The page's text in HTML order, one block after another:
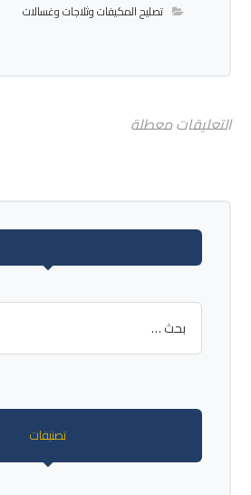
تصليح المكيفات وثلاجات وغسالات
التعليقات معطلة
تصنيفات